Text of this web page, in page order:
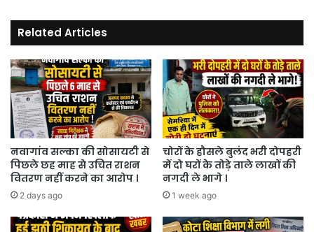
आयोजन
Related Articles
नवागांव सल्का की सोसायटी से
पिछले छह माह से उचित राशन
वितरण नहीं करने का आरोप ।
2 days ago
चोरों के हौसले बुलंद भरी दोपहरी
में दो घरों के तोड़े ताले लाखों की
नगदी ले भागे ।
1 week ago